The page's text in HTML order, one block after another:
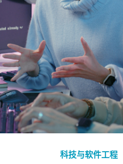
科技与软件工程